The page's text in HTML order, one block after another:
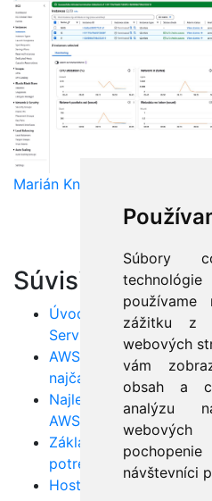
Súbory
používame
zážitku z
webových
vám
obsah a
analýzu
návštevníci
Marián Knězek
Súvisiace články:
Úvod do AWS: Ako
Services
AWS FAQ pre
najčastejšie otázky
Najlepšie postupy a
AWS
Základné AWS služby
potrebujete vedieť
Hosting webových